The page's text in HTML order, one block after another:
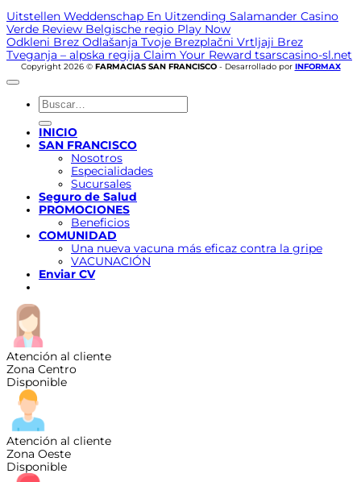
Uitstellen Weddenschap En Uitzending Salamander Casino
Verde Review Belgische regio Play Now
Odkleni Brez Odlašanja Tvoje Brezplačni Vrtljaji Brez
Tveganja – alpska regija Claim Your Reward tsarscasino-sl.net
Copyright 2026 © FARMACIAS SAN FRANCISCO- Desarrollado por INFORMAX
Buscar
por:
INICIO
SAN FRANCISCO
Nosotros
Especialidades
Sucursales
Seguro de Salud
PROMOCIONES
Beneficios
COMUNIDAD
Una nueva vacuna más eficaz contra la gripe
VACUNACIÓN
Enviar CV
Atención al cliente
Zona Centro
Disponible
Atención al cliente
Zona Oeste
Disponible